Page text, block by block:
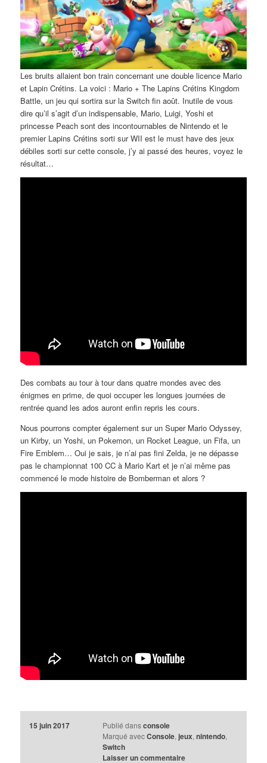
Les bruits allaient bon train concernant une double licence Mario
et Lapin Crétins. La voici : Mario + The Lapins Crétins Kingdom
Battle, un jeu qui sortira sur la Switch fin août. Inutile de vous
dire qu’il s’agit d’un indispensable, Mario, Luigi, Yoshi et
princesse Peach sont des incontournables de Nintendo et le
premier Lapins Crétins sorti sur WII est le must have des jeux
débiles sorti sur cette console, j’y ai passé des heures, voyez le
résultat…
Des combats au tour à tour dans quatre mondes avec des
énigmes en prime, de quoi occuper les longues journées de
rentrée quand les ados auront enfin repris les cours.
Nous pourrons compter également sur un Super Mario Odyssey,
un Kirby, un Yoshi, un Pokemon, un Rocket League, un Fifa, un
Fire Emblem… Oui je sais, je n’ai pas fini Zelda, je ne dépasse
pas le championnat 100 CC à Mario Kart et je n’ai même pas
commencé le mode histoire de Bomberman et alors ?
15 juin 2017 Publié dans console
Marqué avec Console, jeux, nintendo,
Switch
Laisser un commentaire